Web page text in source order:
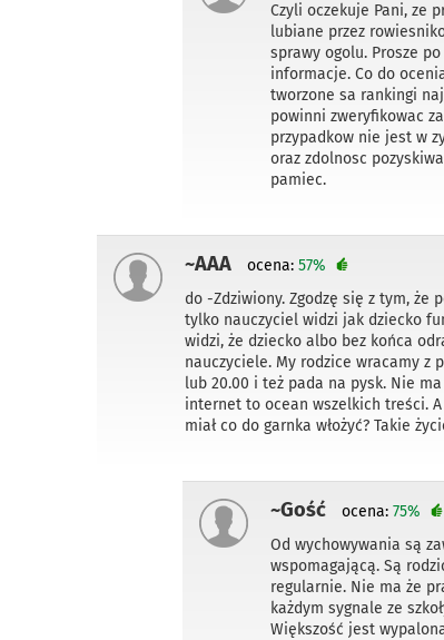
Czyli oczekuje Pani, ze
lubiane przez
sprawy ogolu. Prosze
informacje. Co do
tworzone sa rankingi
powinni zweryfikowac
przypadkow nie jest w
oraz zdolnosc
pamiec.
~AAA ocena: 57%
do -Zdziwiony. Zgodzę się z tym,
tylko nauczyciel widzi jak dziecko
widzi, że dziecko albo bez końca
nauczyciele. My rodzice wracamy z
lub 20.00 i też pada na pysk. Nie
internet to ocean wszelkich treści.
miał co do garnka włożyć? Takie
~Gość ocena: 75%
Od wychowywania są
wspomagającą. Są
regularnie. Nie ma że
każdym sygnale ze
Większość jest